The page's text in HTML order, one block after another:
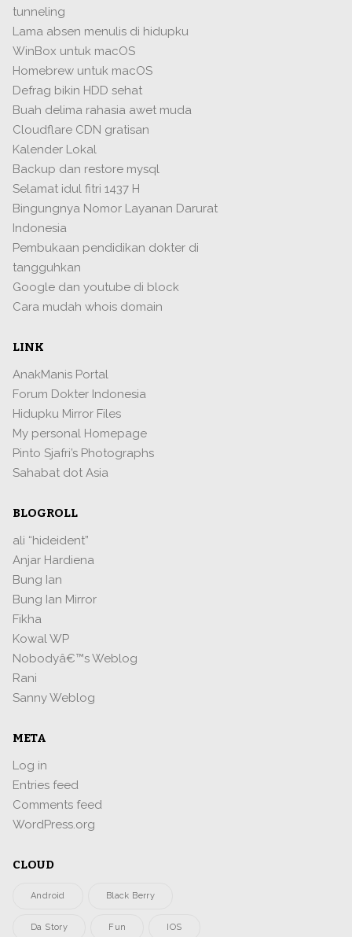
tunneling
Lama absen menulis di hidupku
WinBox untuk macOS
Homebrew untuk macOS
Defrag bikin HDD sehat
Buah delima rahasia awet muda
Cloudflare CDN gratisan
Kalender Lokal
Backup dan restore mysql
Selamat idul fitri 1437 H
Bingungnya Nomor Layanan Darurat
Indonesia
Pembukaan pendidikan dokter di
tangguhkan
Google dan youtube di block
Cara mudah whois domain
LINK
AnakManis Portal
Forum Dokter Indonesia
Hidupku Mirror Files
My personal Homepage
Pinto Sjafri’s Photographs
Sahabat dot Asia
BLOGROLL
ali “hideident”
Anjar Hardiena
Bung Ian
Bung Ian Mirror
Fikha
Kowal WP
Nobodyâ€™s Weblog
Rani
Sanny Weblog
META
Log in
Entries feed
Comments feed
WordPress.org
CLOUD
Android Black Berry
Da Story Fun IOS